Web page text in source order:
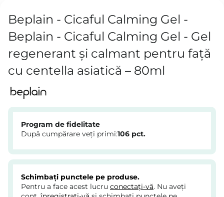
Beplain - Cicaful Calming Gel -
Beplain - Cicaful Calming Gel - Gel
regenerant și calmant pentru față
cu centella asiatică – 80ml
Program de fidelitate
După cumpărare veți primi:106 pct.
Schimbați punctele pe produse.
Pentru a face acest lucru conectați-vă. Nu aveți